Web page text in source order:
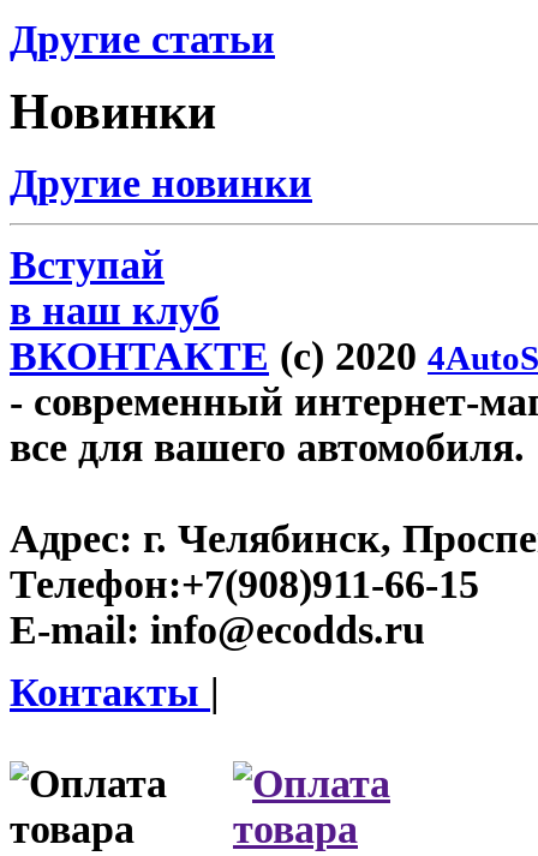
Другие статьи
Новинки
Другие новинки
Вступай
в наш клуб
ВКОНТАКТЕ (c) 2020
- современный интернет-
все для вашего автомобиля.
Адрес: г. Челябинск,
Телефон:+7(908)911-66-15
E-mail: info@ecodds.ru
Контакты |